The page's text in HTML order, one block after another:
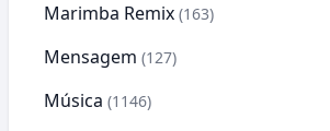
Marimba Remix (163)
Mensagem (127)
Música (1146)